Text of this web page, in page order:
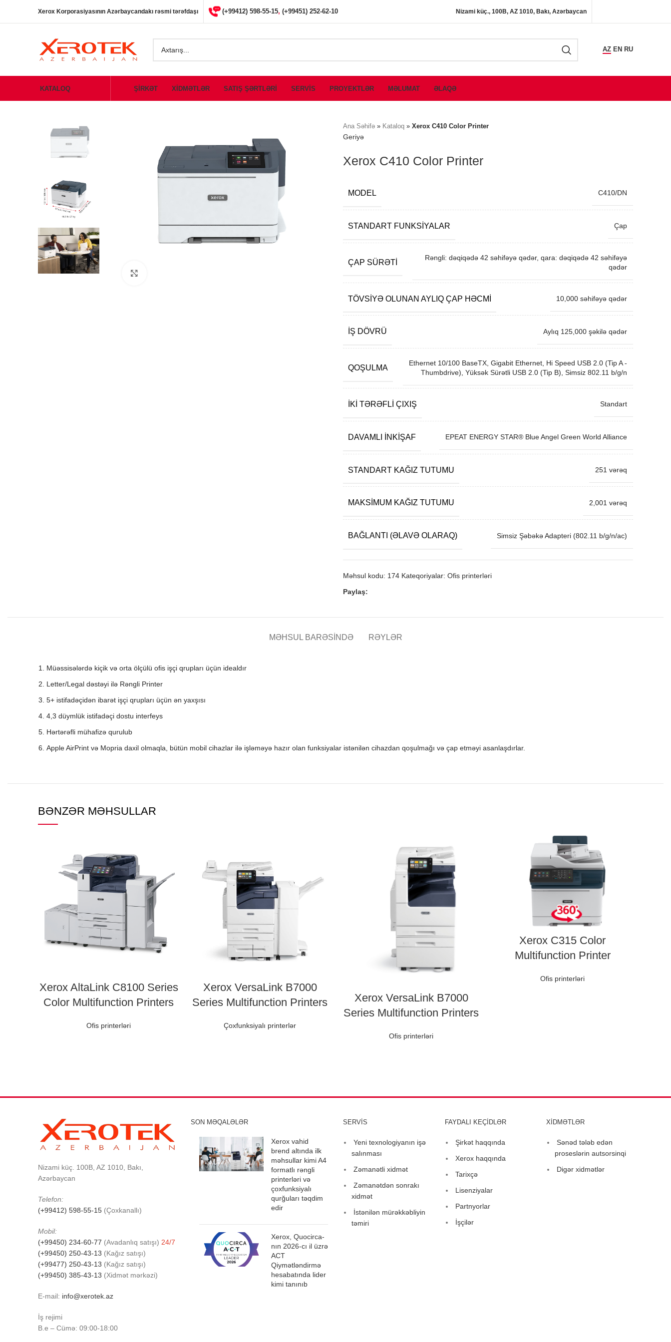
Xerox Korporasiyasının Azərbaycandakı rəsmi tərəfdaşı (+99412) 598-55-15, (+99451) 252-62-10 Nizami küç., 100B, AZ 1010, Bakı, Azərbaycan
AZ EN RU
KATALOQ ŞİRKƏT XİDMƏTLƏR SATIŞ ŞƏRTLƏRİ SERVİS PROYEKTLƏR MƏLUMAT ƏLAQƏ
Ana Səhifə » Kataloq » Xerox C410 Color Printer
Geriyə
Xerox C410 Color Printer
MODEL C410/DN
STANDART FUNKSIYALAR Çap
ÇAP SÜRƏTI
Rəngli: dəqiqədə 42 səhifəyə qədər, qara: dəqiqədə 42 səhifəyə
qədər
TÖVSIYƏ OLUNAN AYLIQ ÇAP HƏCMI 10,000 səhifəyə qədər
İŞ DÖVRÜ Aylıq 125,000 şəkilə qədər
QOŞULMA
Ethernet 10/100 BaseTX, Gigabit Ethernet, Hi Speed ​​USB 2.0 (Tip A -
Thumbdrive), Yüksək Sürətli USB 2.0 (Tip B), Simsiz 802.11 b/g/n
İKI TƏRƏFLI ÇIXIŞ Standart
DAVAMLI INKIŞAF EPEAT ENERGY STAR® Blue Angel Green World Alliance
STANDART KAĞIZ TUTUMU 251 vərəq
MAKSIMUM KAĞIZ TUTUMU 2,001 vərəq
BAĞLANTI (ƏLAVƏ OLARAQ) Simsiz Şəbəkə Adapteri (802.11 b/g/n/ac)
Məhsul kodu: 174 Kateqoriyalar: Ofis printerləri
Paylaş:
MƏHSUL BARƏSINDƏ RƏYLƏR
Müəssisələrdə kiçik və orta ölçülü ofis işçi qrupları üçün idealdır
Letter/Legal dəstəyi ilə Rəngli Printer
5+ istifadəçidən ibarət işçi qrupları üçün ən yaxşısı
4,3 düymlük istifadəçi dostu interfeys
Hərtərəfli mühafizə qurulub
Apple AirPrint və Mopria daxil olmaqla, bütün mobil cihazlar ilə işləməyə hazır olan funksiyalar istənilən cihazdan qoşulmağı və çap etməyi asanlaşdırlar.
BƏNZƏR MƏHSULLAR
Xerox AltaLink C8100 Series
Color Multifunction Printers
Ofis printerləri
Xerox VersaLink B7000
Series Multifunction Printers
Çoxfunksiyalı printerlər
Xerox VersaLink B7000
Series Multifunction Printers
Ofis printerləri
Xerox C315 Color
Multifunction Printer
Ofis printerləri
Nizami küç. 100B, AZ 1010, Bakı,
Azərbaycan
Telefon:
(+99412) 598-55-15 (Çoxkanallı)
Mobil:
(+99450) 234-60-77 (Avadanlıq satışı) 24/7
(+99450) 250-43-13 (Kağız satışı)
(+99477) 250-43-13 (Kağız satışı)
(+99450) 385-43-13 (Xidmət mərkəzi)
E-mail: info@xerotek.az
İş rejimi
B.e – Cümə: 09:00-18:00
SON MƏQALƏLƏR
Xerox vahid
brend altında ilk
məhsullar kimi A4
formatlı rəngli
printerləri və
çoxfunksiyalı
qurğuları təqdim
edir
Xerox, Quocirca-
nın 2026-cı il üzrə
ACT
Qiymətləndirmə
hesabatında lider
kimi tanınıb
SERVİS
Yeni texnologiyanın işə
salınması
Zəmanətli xidmət
Zəmanətdən sonrakı
xidmət
İstənilən mürəkkəbliyin
təmiri
FAYDALI KEÇİDLƏR
Şirkət haqqında
Xerox haqqında
Tarixçə
Lisenziyalar
Partnyorlar
İşçilər
XİDMƏTLƏR
Sənəd tələb edən
proseslərin autsorsinqi
Digər xidmətlər